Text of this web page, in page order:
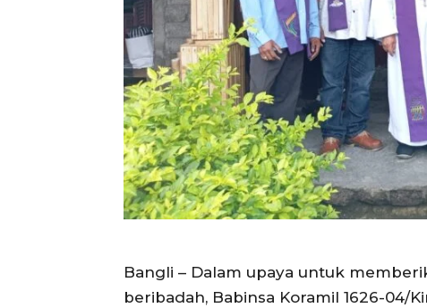
Bangli – Dalam upaya untuk
beribadah, Babinsa Koramil 1626-04/